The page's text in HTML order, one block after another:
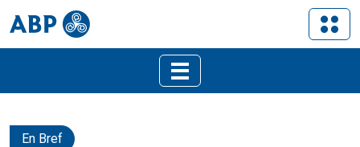
En Bref